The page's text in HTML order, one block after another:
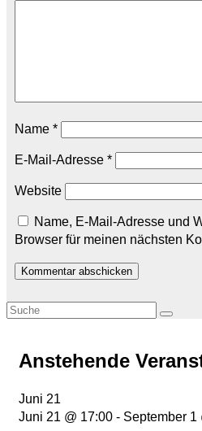
Name *
E-Mail-Adresse *
Website
Name, E-Mail-Adresse und
Browser für meinen nächsten
Anstehende
Juni 21
Juni 21 @ 17:00 - September 1